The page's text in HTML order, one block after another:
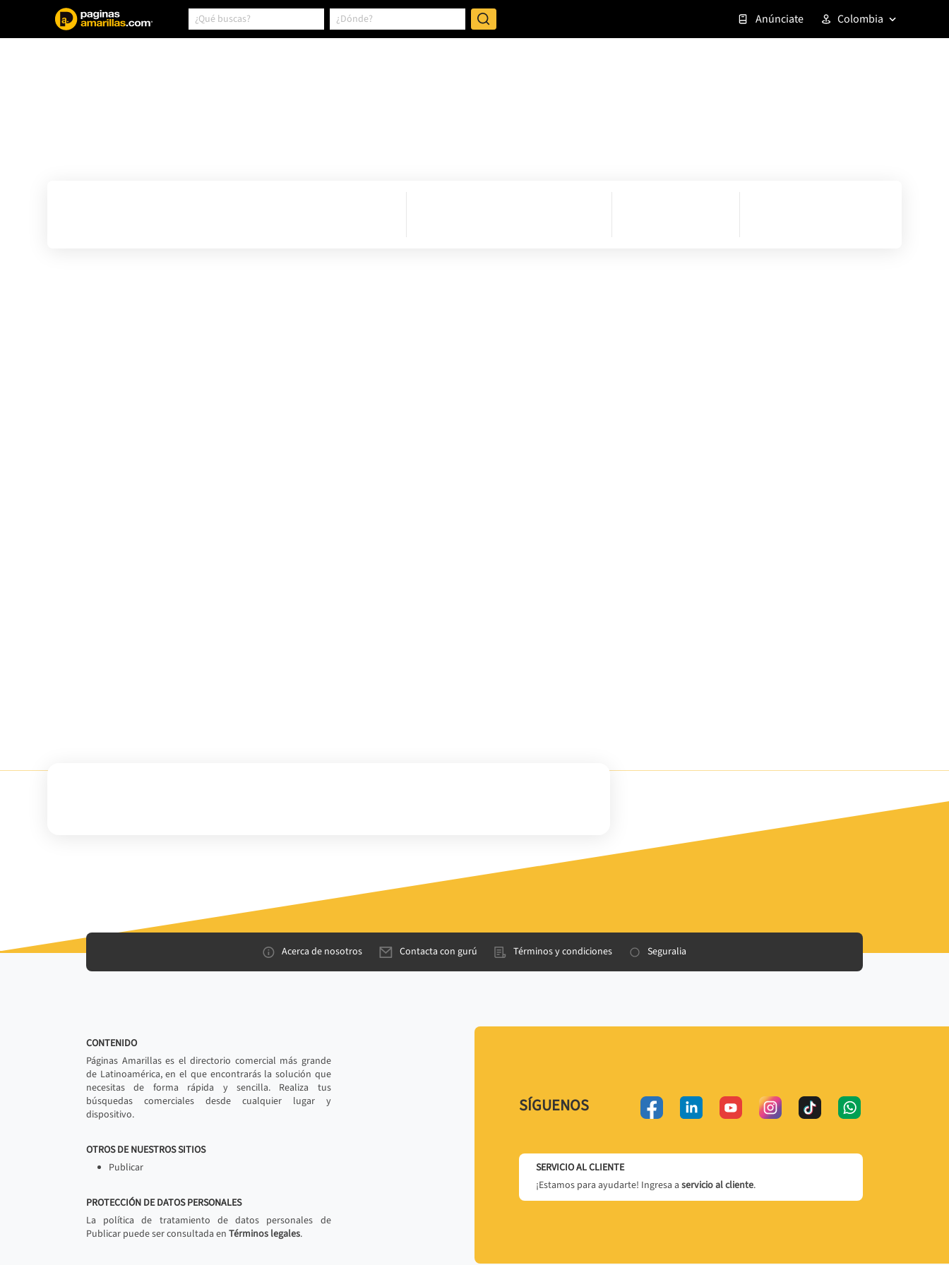
Anúnciate Colombia
Acerca de nosotros Contacta con gurú Términos y condiciones Seguralia
CONTENIDO
Páginas Amarillas es el directorio comercial más grande
de Latinoamérica, en el que encontrarás la solución que
necesitas de forma rápida y sencilla. Realiza tus
búsquedas comerciales desde cualquier lugar y
dispositivo.
OTROS DE NUESTROS SITIOS
Publicar
PROTECCIÓN DE DATOS PERSONALES
La política de tratamiento de datos personales de
Publicar puede ser consultada en Términos legales.
SÍGUENOS
SERVICIO AL CLIENTE
¡Estamos para ayudarte! Ingresa a servicio al cliente.